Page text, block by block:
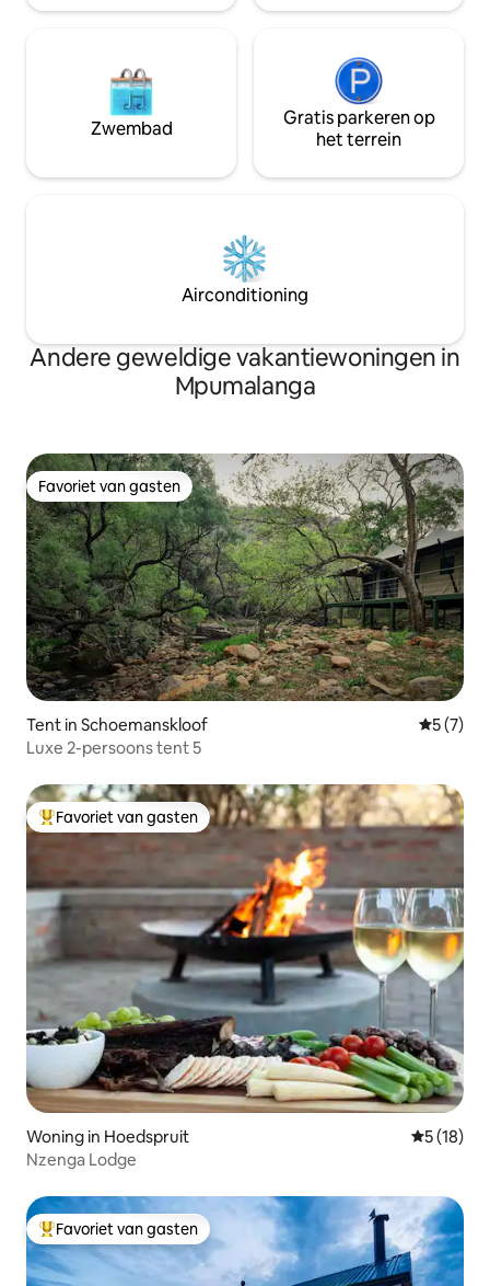
vuur in je eigen boma. Zonne-energie
Zwembad
Gratis parkeren op
het terrein
Airconditioning
Andere geweldige vakantiewoningen in
Mpumalanga
Favoriet van gasten
Favoriet van gasten
Tent in Schoemanskloof
5 (7)
Luxe 2-persoons tent 5
Topfavoriet van gasten
Favoriet van gasten
Woning in Hoedspruit
5 (18)
Nzenga Lodge
Topfavoriet van gasten
Favoriet van gasten